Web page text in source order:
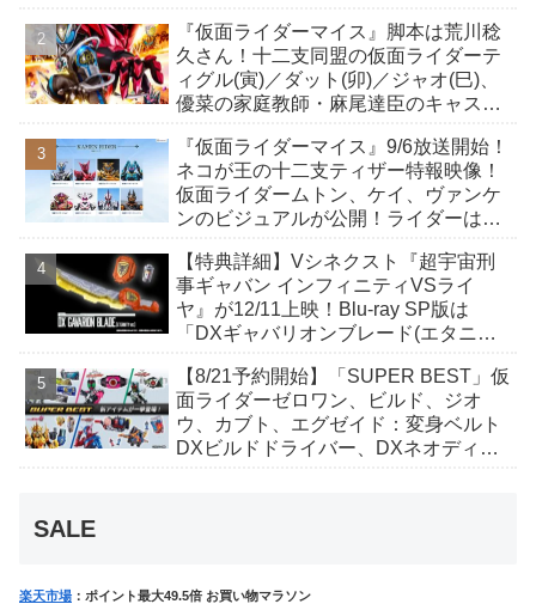
も！
『仮面ライダーマイス』脚本は荒川稔
久さん！十二支同盟の仮面ライダーテ
ィグル(寅)／ダット(卯)／ジャオ(巳)、
優菜の家庭教師・麻尾達臣のキャスト
んも変身！
『仮面ライダーマイス』9/6放送開始！
ネコが王の十二支ティザー特報映像！
仮面ライダームトン、ケイ、ヴァンケ
ンのビジュアルが公開！ライダーは子
【特典詳細】Vシネクスト『超宇宙刑
事ギャバン インフィニティVSライ
ヤ』が12/11上映！Blu-ray SP版は
「DXギャバリオンブレード(エタニテ
か豪華特典付き！
【8/21予約開始】「SUPER BEST」仮
面ライダーゼロワン、ビルド、ジオ
ウ、カブト、エグゼイド：変身ベルト
DXビルドドライバー、DXネオディケ
SALE
楽天市場 ：ポイント最大49.5倍 お買い物マラソン